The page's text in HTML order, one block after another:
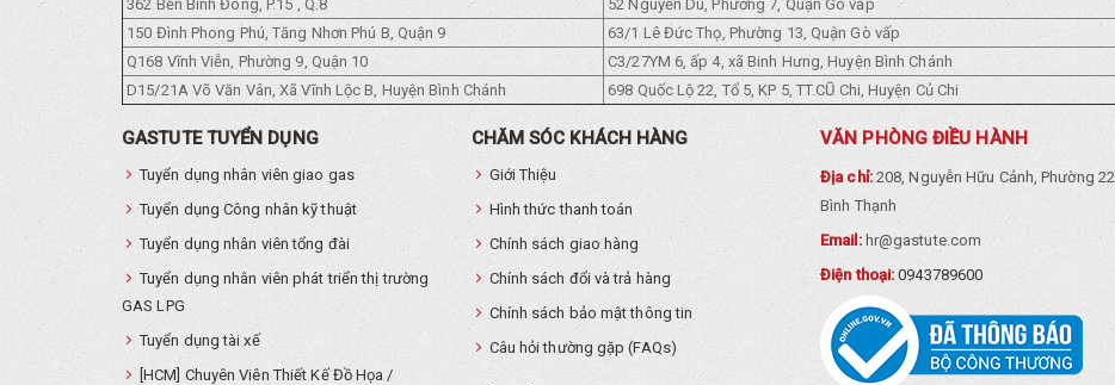
362 Bến Bình Đông, P.15 , Q.8
52 Nguyễn Du, Phường 7, Quận Gò vấp
150 Đình Phong Phú, Tăng Nhơn Phú B, Quận 9
63/1 Lê Đức Thọ, Phường 13, Quận Gò vấp
Q168 Vĩnh Viễn, Phường 9, Quận 10
C3/27YM 6, ấp 4, xã Binh Hưng, Huyện Bình Chánh
D15/21A Võ Văn Vân, Xã Vĩnh Lộc B, Huyện Bình Chánh
698 Quốc Lộ 22, Tổ 5, KP 5, TT.CŨ Chi, Huyện Củ Chi
GASTUTE TUYỂN DỤNG
Tuyển dụng nhân viên giao gas
Tuyển dụng Công nhân kỹ thuật
Tuyển dụng nhân viên tổng đài
Tuyển dụng nhân viên phát triển thị trường
GAS LPG
Tuyển dụng tài xế
[HCM] Chuyên Viên Thiết Kế Đồ Họa /
CHĂM SÓC KHÁCH HÀNG
Giới Thiệu
Hình thức thanh toán
Chính sách giao hàng
Chính sách đổi và trả hàng
Chính sách bảo mật thông tin
Câu hỏi thường gặp (FAQs)
VĂN PHÒNG ĐIỀU HÀNH
Địa chỉ:208, Nguyễn Hữu Cảnh, Phường 22,
Bình Thạnh
Email: hr@gastute.com
Điện thoại:0943789600